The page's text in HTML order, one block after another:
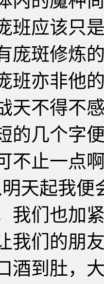
班应该只
庞斑修炼
班亦非他
不得不感
的几个字
不止一点
起我便
我们也加
我们的朋
酒到肚，